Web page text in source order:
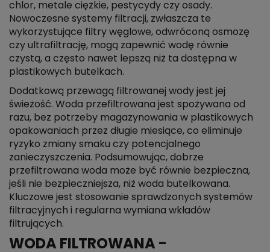
chlor, metale ciężkie, pestycydy czy osady.
Nowoczesne systemy filtracji, zwłaszcza te
wykorzystujące filtry węglowe, odwróconą osmozę
czy ultrafiltrację, mogą zapewnić wodę równie
czystą, a często nawet lepszą niż ta dostępna w
plastikowych butelkach.
Dodatkową przewagą filtrowanej wody jest jej
świeżość. Woda przefiltrowana jest spożywana od
razu, bez potrzeby magazynowania w plastikowych
opakowaniach przez długie miesiące, co eliminuje
ryzyko zmiany smaku czy potencjalnego
zanieczyszczenia. Podsumowując, dobrze
przefiltrowana woda może być równie bezpieczna,
jeśli nie bezpieczniejsza, niż woda butelkowana.
Kluczowe jest stosowanie sprawdzonych systemów
filtracyjnych i regularna wymiana wkładów
filtrujących.
WODA FILTROWANA -